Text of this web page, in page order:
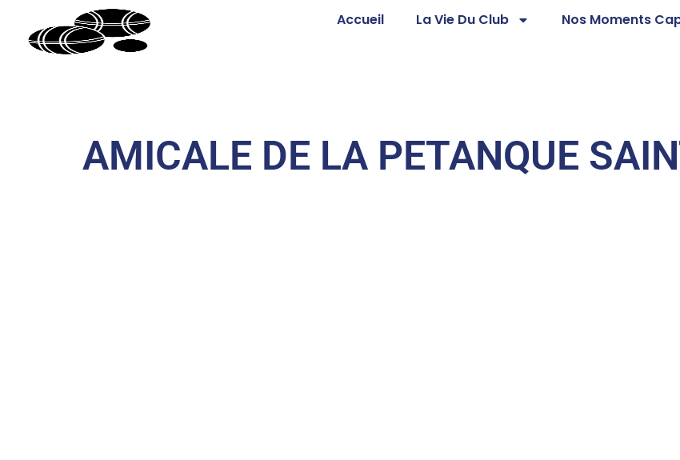
Accueil La Vie Du Club Nos Moments
AMICALE DE LA PETANQUE